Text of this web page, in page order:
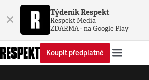
× Týdeník Respekt
Respekt Media
ZDARMA - na Google Play
Koupit předplatné